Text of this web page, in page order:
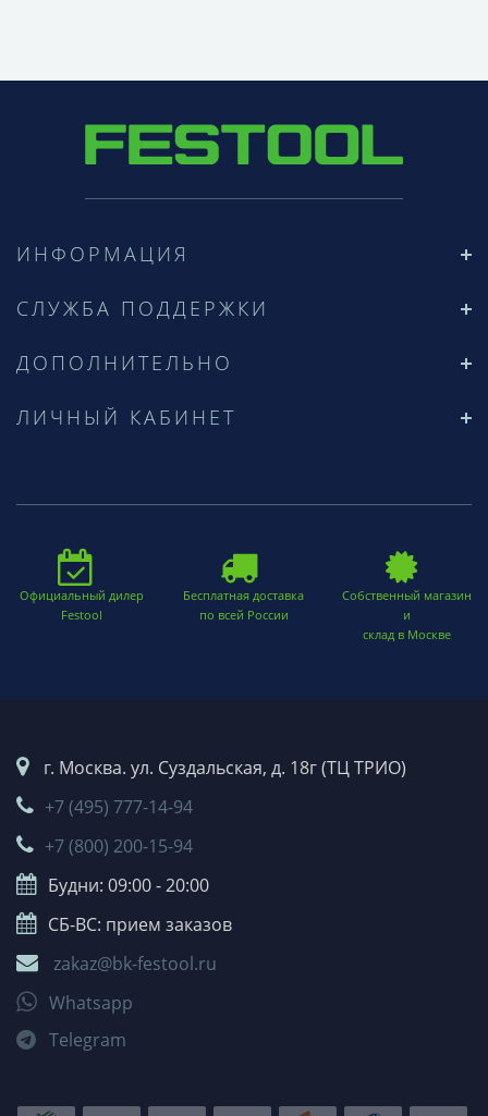
ИНФОРМАЦИЯ
СЛУЖБА ПОДДЕРЖКИ
ДОПОЛНИТЕЛЬНО
ЛИЧНЫЙ КАБИНЕТ
Официальный дилер
Festool
Бесплатная доставка
по всей России
Собственный магазин
и
склад в Москве
г. Москва. ул. Суздальская, д. 18г (ТЦ ТРИО)
+7 (495) 777-14-94
+7 (800) 200-15-94
Будни: 09:00 - 20:00
СБ-ВС: прием заказов
zakaz@bk-festool.ru
Whatsapp
Telegram